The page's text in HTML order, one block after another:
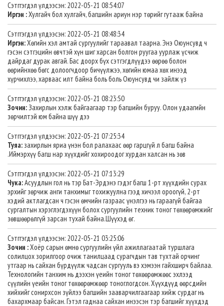
Сэтггэгдэл үлдээсэн: 2022-05-21 08:54:07
Иргэн :Хулгайч бол хулгайч, багшийн ариун нэр төрийг гутааж байна
Сэтггэгдэл үлдээсэн: 2022-05-21 08:48:34
Иргэн:Хөгийн хэл амтай сургуулийг тараавал таарна. Энэ Оюунсувд ч
гэсэн сэтгэцийн өвчтэй хүн шиг харсан болгон руугаа уурлаж үсчиж
дайрдаг дурак авгай. Бас доорх бүх сэтгэгдлүүдээ өөрөө болон
өөрийнхөө бөгс долоогчдоор бичүүлжээ, хөгийн юмаа хөх инээд
хүрчихлээ, харваас илт байна боль боль Оюунсувд чи зайлж үз
Сэтггэгдэл үлдээсэн: 2022-05-21 08:23:50
Зочин:Захирлын хэлж байгаагаар тэр багшийн буруу. Олон удаагийн
зөрчилтэй юм байна шүү дээ
Сэтггэгдэл үлдээсэн: 2022-05-21 07:25:34
Туяа: захирлын яриа үнэн бол ралахаас өөр гарцгүй л багш байна
.Иймэрхүү багш нар хүүхдийг хохироодог хурдан халсан нь зөв
Сэтггэгдэл үлдээсэн: 2022-05-21 07:13:29
Чука:Асуудлын гол нь тэр Бат-Эрдэнэ гэдэг багш 1-рт хүүхдийн сурах
эрхийг зөрчиж анги танхимыг тохижуулна гээд хичээл ороогүй, 2-рт
хэдий актлагдсан ч гэсэн өмчийн газраас үнэлгээ нь гараагүй байгаа
сургалтын хэрэглэгдэхүүн болох сургуулийн техник тоног төхөөрөмжийг
зөвшөөрөлгүй зарсан тухай байна.Шүүхэд өг.
Сэтггэгдэл үлдээсэн: 2022-05-21 03:25:06
Зочин :Хоёр сарын өмнө сургуулийн үйл ажиллагаатай туршлага
солилцох зорилгоор очиж танилцаад сурагчдын тав тухтай орчинг
утгаар нь сайхан бүрдүүлж чадсан сургууль вэ хэмээн гайхширч байлаа.
Технологийн танхим нь дээхэн үеийн тоног төхөөрөмжөөс эхлээд
сүүлийн үеийн тоног төхөөрөмжөөр тоноглогдсон. Хүүхдүүд өөрсдийн
хийхийг сонирхсон зүйлээ багшийн зааварчилгаагаар хийж сурдаг нь
бахархмаар байсан. Гэтэл гаднаа сайхан инээсэн тэр багшийг хүүхдэд